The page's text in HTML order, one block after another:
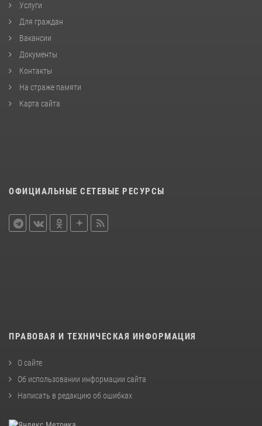
Услуги
Для граждан
Вакансии
Документы
Контакты
На страже памяти
Карта сайта
ОФИЦИАЛЬНЫЕ СЕТЕВЫЕ РЕСУРСЫ
ПРАВОВАЯ И ТЕХНИЧЕСКАЯ ИНФОРМАЦИЯ
О сайте
Об использовании информации сайта
Написать в редакцию об ошибках